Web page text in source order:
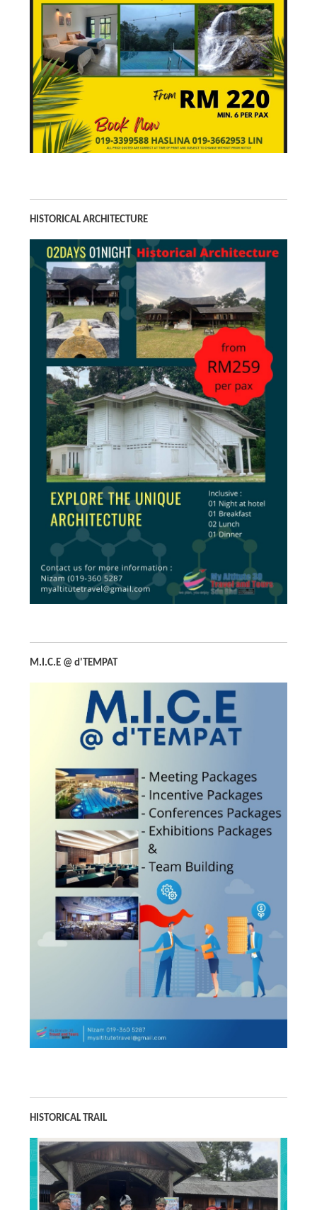
HISTORICAL ARCHITECTURE
M.I.C.E @ d'TEMPAT
HISTORICAL TRAIL